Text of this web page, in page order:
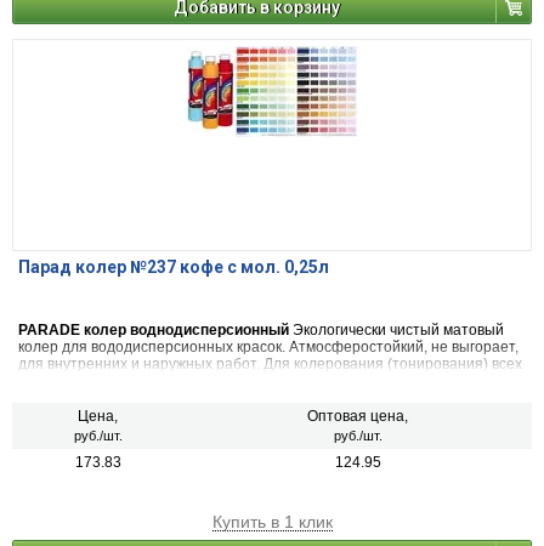
Добавить в корзину
Парад колер №237 кофе с мол. 0,25л
PARADE колер воднодисперсионный Экологически чистый матовый
колер для вододисперсионных красок. Атмосферостойкий, не выгорает,
для внутренних и наружных работ. Для колерования (тонирования) всех
декоративных и дизайнерских работ. 22 цвета
Цена,
руб./шт.
Оптовая цена,
руб./шт.
173.83 124.95
Купить в 1 клик